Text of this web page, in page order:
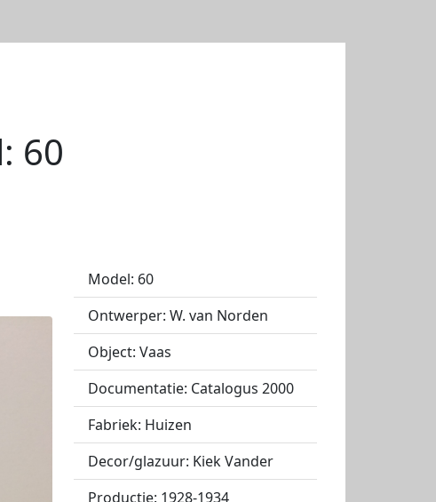
60
Model: 60
Ontwerper: W. van Norden
Object: Vaas
Documentatie: Catalogus 2000
Fabriek: Huizen
Decor/glazuur: Kiek Vander
Productie: 1928-1934